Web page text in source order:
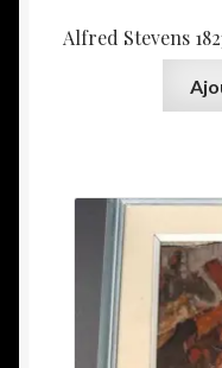
Alfred Stevens